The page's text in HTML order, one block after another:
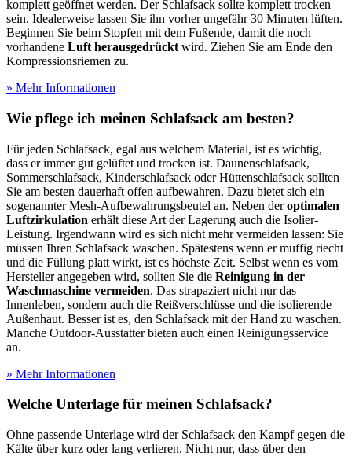
komplett geöffnet werden. Der Schlafsack sollte komplett trocken
sein. Idealerweise lassen Sie ihn vorher ungefähr 30 Minuten lüften.
Beginnen Sie beim Stopfen mit dem Fußende, damit die noch
vorhandene Luft herausgedrückt wird. Ziehen Sie am Ende den
Kompressionsriemen zu.
» Mehr Informationen
Wie pflege ich meinen Schlafsack am besten?
Für jeden Schlafsack, egal aus welchem Material, ist es wichtig,
dass er immer gut gelüftet und trocken ist. Daunenschlafsack,
Sommerschlafsack, Kinderschlafsack oder Hüttenschlafsack sollten
Sie am besten dauerhaft offen aufbewahren. Dazu bietet sich ein
sogenannter Mesh-Aufbewahrungsbeutel an. Neben deroptimalen
Luftzirkulation erhält diese Art der Lagerung auch die Isolier-
Leistung. Irgendwann wird es sich nicht mehr vermeiden lassen: Sie
müssen Ihren Schlafsack waschen. Spätestens wenn er muffig riecht
und die Füllung platt wirkt, ist es höchste Zeit. Selbst wenn es vom
Hersteller angegeben wird, sollten Sie die Reinigung in der
Waschmaschine vermeiden. Das strapaziert nicht nur das
Innenleben, sondern auch die Reißverschlüsse und die isolierende
Außenhaut. Besser ist es, den Schlafsack mit der Hand zu waschen.
Manche Outdoor-Ausstatter bieten auch einen Reinigungsservice
an.
» Mehr Informationen
Welche Unterlage für meinen Schlafsack?
Ohne passende Unterlage wird der Schlafsack den Kampf gegen die
Kälte über kurz oder lang verlieren. Nicht nur, dass über den